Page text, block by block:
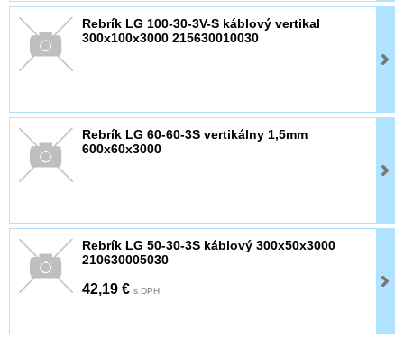
Rebrík LG 100-30-3V-S káblový vertikal
300x100x3000 215630010030
Rebrík LG 60-60-3S vertikálny 1,5mm
600x60x3000
Rebrík LG 50-30-3S káblový 300x50x3000
210630005030
42,19 € s DPH